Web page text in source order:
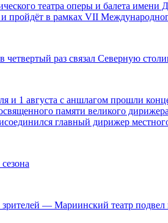
театра оперы и балета
пройдёт в рамках VII
раз связал Северную
и 1 августа с аншлагом прошли
памяти великого
главный дирижер
— Мариинский театр подвел